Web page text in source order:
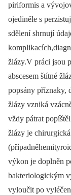
piriformis a
ojediněle s
sdělení shrnují
žlázy.V práci jsou
abscesem štítné
popsány příznaky,
žlázy vzniká
vždy pátrat
žlázy je
výkon je doplněn
bakteriologickým
vyloučit po